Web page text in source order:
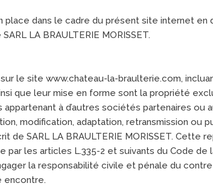
place dans le cadre du présent site internet
LA BRAULTERIE MORISSET.
le site www.chateau-la-braulterie.com,
que leur mise en forme sont la propriété
appartenant à d’autres sociétés partenaires ou
modification, adaptation, retransmission
de SARL LA BRAULTERIE MORISSET.
par les articles L.335-2 et suivants du Code
la responsabilité civile et pénale du
encontre.